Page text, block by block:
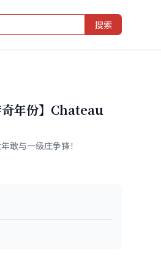
搜索
年份】Chateau
敢与一级庄争锋！